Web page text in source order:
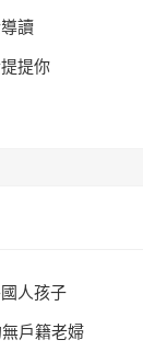
讀
提你
人孩子
戶籍老婦